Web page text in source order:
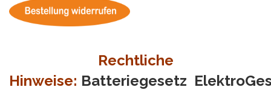
Rechtliche
Hinweise: Batteriegesetz